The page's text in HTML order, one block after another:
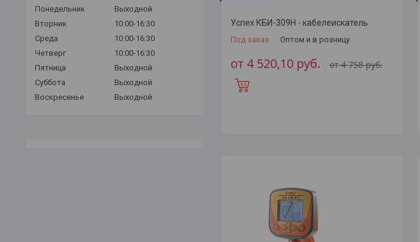
Успех КБИ-309Н - кабелеискатель
Под заказ Оптом и в розницу
от 4 758руб.
от 4 520,10 руб.
Понедельник
Выходной
Вторник
10:00-16:30
Среда
10:00-16:30
Четверг
10:00-16:30
Пятница
Выходной
Суббота
Выходной
Воскресенье
Выходной